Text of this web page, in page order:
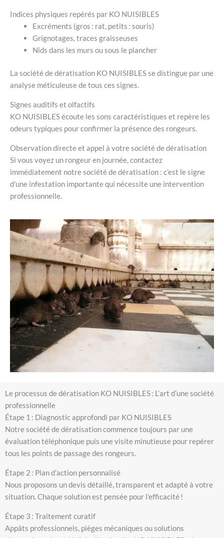
Indices physiques repérés par KO NUISIBLES
Excréments (gros : rat, petits : souris)
Grignotages, traces graisseuses
Nids dans les murs ou sous le plancher
La société de dératisation KO NUISIBLES se distingue par une
analyse méticuleuse de tous ces signes.
Signes auditifs et olfactifs
KO NUISIBLES écoute les sons caractéristiques et repère les
odeurs typiques pour confirmer la présence des rongeurs.
Observation directe et appel à votre société de dératisation
Si vous voyez un rongeur en journée, contactez
immédiatement notre société de dératisation : c’est le signe
d’une infestation importante qui nécessite une intervention
professionnelle.
Le processus de dératisation KO NUISIBLES : L’art d’une société
professionnelle
Étape 1 : Diagnostic approfondi par KO NUISIBLES
Notre société de dératisation commence toujours par une
évaluation téléphonique puis une visite minutieuse pour repérer
tous les points de passage des rongeurs.
Étape 2 : Plan d’action personnalisé
Nous proposons un devis détaillé, transparent et adapté à votre
situation. Chaque solution est pensée pour l’efficacité !
Étape 3 : Traitement curatif
Appâts professionnels, pièges mécaniques ou solutions